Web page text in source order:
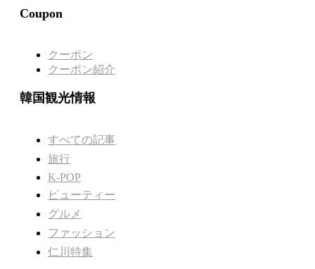
Coupon
クーポン
クーポン紹介
韓国観光情報
すべての記事
旅行
K-POP
ビューティー
グルメ
ファッション
仁川特集